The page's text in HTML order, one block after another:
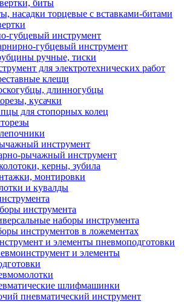
биты
насадки торцевые с вставками-битами
губцевый инструмент
губцевый инструмент
ручные, тиски
для электротехнических работ
клещи
длинногубцы
кусачки
для стопорных колец
инструмент
рычажный инструмент
керны, зубила
монтировки
и кувалды
инструмента
наборы инструмента
инструментов в ложементах
и элементы пневмоподготовки
и элементы
шлифмашинки
пневматический инструмент